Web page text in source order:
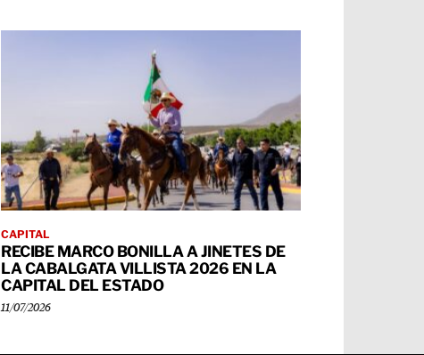
CAPITAL
RECIBE MARCO BONILLA A JINETES DE
LA CABALGATA VILLISTA 2026 EN LA
CAPITAL DEL ESTADO
11/07/2026